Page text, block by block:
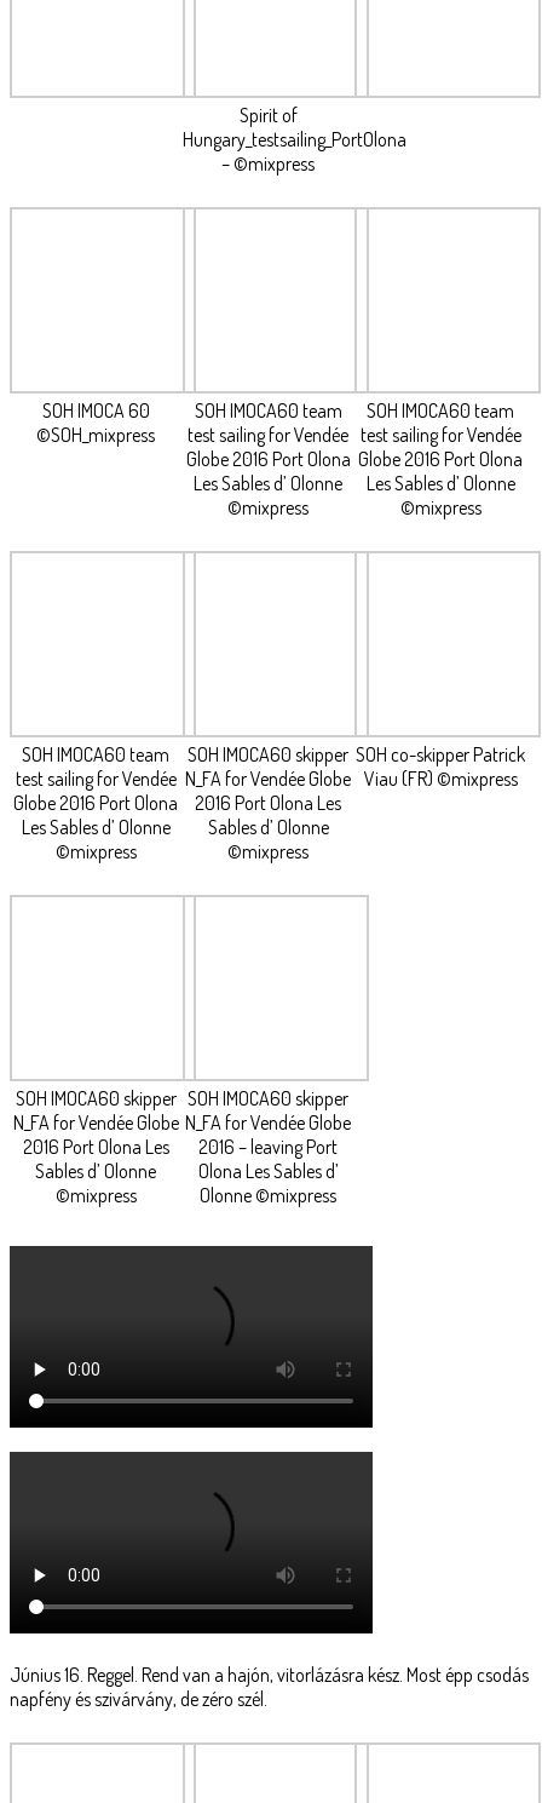
Spirit of
Hungary_testsailing_PortOlona
– ©mixpress
SOH IMOCA 60
©SOH_mixpress
SOH IMOCA60 team
test sailing for Vendée
Globe 2016 Port Olona
Les Sables d’ Olonne
©mixpress
SOH IMOCA60 team
test sailing for Vendée
Globe 2016 Port Olona
Les Sables d’ Olonne
©mixpress
SOH IMOCA60 team
test sailing for Vendée
Globe 2016 Port Olona
Les Sables d’ Olonne
©mixpress
SOH IMOCA60 skipper
N_FA for Vendée Globe
2016 Port Olona Les
Sables d’ Olonne
©mixpress
SOH co-skipper Patrick
Viau (FR) ©mixpress
SOH IMOCA60 skipper
N_FA for Vendée Globe
2016 Port Olona Les
Sables d’ Olonne
©mixpress
SOH IMOCA60 skipper
N_FA for Vendée Globe
2016 – leaving Port
Olona Les Sables d’
Olonne ©mixpress
Június 16. Reggel. Rend van a hajón, vitorlázásra kész. Most épp csodás
napfény és szivárvány, de zéro szél.